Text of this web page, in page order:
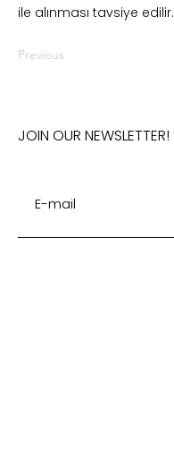
ile alınması tavsiye edilir.
Previous
JOIN OUR NEWSLETTER!